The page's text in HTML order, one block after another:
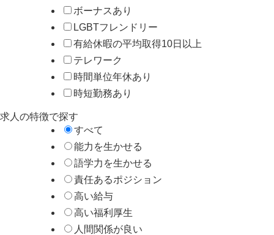
ボーナスあり
LGBTフレンドリー
有給休暇の平均取得10日以上
テレワーク
時間単位年休あり
時短勤務あり
求人の特徴で探す
すべて
能力を生かせる
語学力を生かせる
責任あるポジション
高い給与
高い福利厚生
人間関係が良い